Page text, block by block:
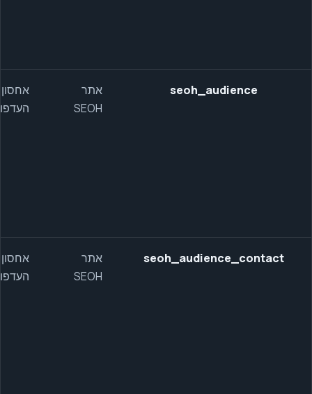
seoh_audience
אתר
SEOH
אחסון
seoh_audience_contact
אתר
SEOH
אחסון